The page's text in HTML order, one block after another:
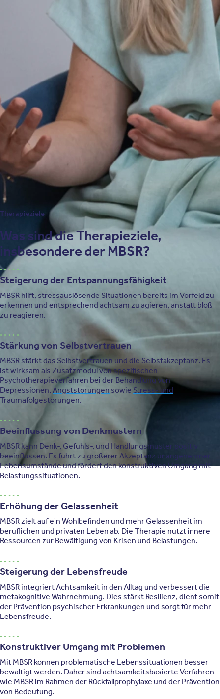
Mindfulness-based Relapse Prevention (MBRP)
MBRP wird angewendet zur achtsamkeitsbasierten
Rückfallprävention bei Suchterkrankungen (Entwöhnung und
der Nachsorge), meist als Gruppenangebot. In
Wirksamkeitsstudien fanden sich Hinweise auf geringe, über
Standardtherapien hinausgehende Effekte v.a. im Bereich der
Reduktion von Entzugssymptomen/Craving.
Metakognitive Therapie (MCT)
Nach dem Konzept von Wells (1994) wird nicht auf die Inhalte
des Denkens fokussiert, sondern auf die Denkprozesse selbst.
Unangepasste und unflexible Denkstrategien können
psychische Störungen auslösen, verstärken und
aufrechterhalten. In der MCT sollen diese Denkstrategien
flexibilisiert und verändert werden.
Therapieziele
Was sind die Therapieziele,
insbesondere der MBSR?
Steigerung der Entspannungsfähigkeit
MBSR hilft, stressauslösende Situationen bereits im Vorfeld zu
erkennen und entsprechend achtsam zu agieren, anstatt bloß
zu reagieren.
Stärkung von Selbstvertrauen
MBSR stärkt das Selbstvertrauen und die Selbstakzeptanz. Es
ist wirksam als Zusatzmodul von spezifischen
Psychotherapieverfahren bei der Behandlung von
Depressionen, Angststörungen sowie Stress- und
Traumafolgestörungen.
Beeinflussung von Denkmustern
MBSR kann Denk-, Gefühls-, und Handlungsmuster positiv
beeinflussen. Es führt zu größerer Akzeptanz unangenehmer
Lebensumstände und fördert den konstruktiven Umgang mit
Belastungssituationen.
Erhöhung der Gelassenheit
MBSR zielt auf ein Wohlbefinden und mehr Gelassenheit im
beruflichen und privaten Leben ab. Die Therapie nutzt innere
Ressourcen zur Bewältigung von Krisen und Belastungen.
Steigerung der Lebensfreude
MBSR integriert Achtsamkeit in den Alltag und verbessert die
metakognitive Wahrnehmung. Dies stärkt Resilienz, dient somit
der Prävention psychischer Erkrankungen und sorgt für mehr
Lebensfreude.
Konstruktiver Umgang mit Problemen
Mit MBSR können problematische Lebenssituationen besser
bewältigt werden. Daher sind achtsamkeitsbasierte Verfahren
wie MBSR im Rahmen der Rückfallprophylaxe und der Prävention
von Bedeutung.